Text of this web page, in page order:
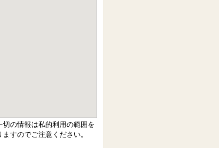
切の情報は私的利用の範囲を
すのでご注意ください。